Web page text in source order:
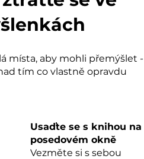
místa, aby mohli přemýšlet -
tím co vlastně opravdu
Usaďte se s knihou na
posedovém okně
Vezměte si s sebou